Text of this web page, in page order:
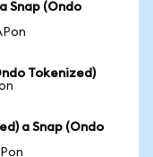
Snap (Ondo
Tokenized)
a Snap (Ondo